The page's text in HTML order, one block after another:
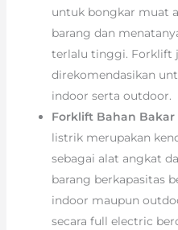
untuk bongkar muat
barang dan
terlalu tinggi. Forklift
direkomendasikan
indoor serta outdoor.
Forklift Bahan Bakar
listrik merupakan
sebagai alat angkat
barang berkapasitas
indoor maupun
secara full electric